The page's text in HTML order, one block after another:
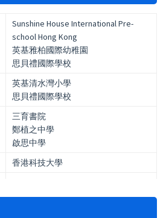
Sunshine House International Pre-
school Hong Kong
英基雅柏國際幼稚園
思貝禮國際學校
英基清水灣小學
思貝禮國際學校
三育書院
鄭植之中學
啟思中學
香港科技大學